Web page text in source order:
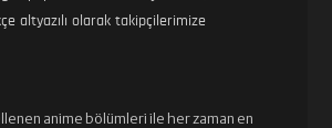
48. BÖLÜM
50. BÖLÜM
altyazılı olarak takipçilerimize
anime bölümleri ile her zaman en